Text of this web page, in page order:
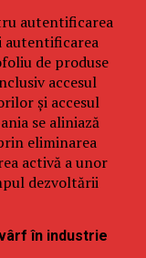
autentificarea
autentificarea
de produse
accesul
și accesul
se aliniază
eliminarea
activă a unor
dezvoltării
în industrie